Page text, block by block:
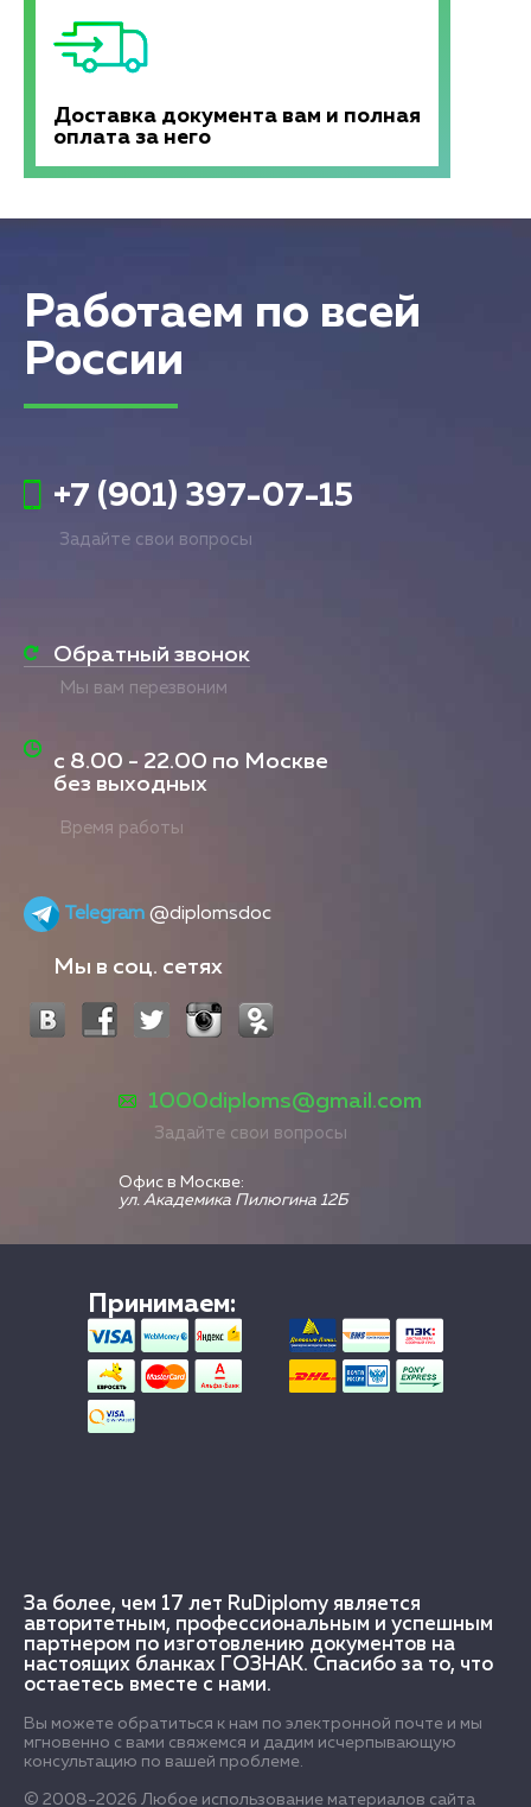
Доставка документа вам и полная
оплата за него
Работаем по всей
России
+7 (901) 397-07-15
Задайте свои вопросы
Обратный звонок
Мы вам перезвоним
с 8.00 - 22.00 по Москве
без выходных
Время работы
Telegram @diplomsdoc
Мы в соц. сетях
1000diploms@gmail.com
Задайте свои вопросы
Офис в Москве:
ул. Академика Пилюгина 12Б
Принимаем:
За более, чем 17 лет RuDiplomy является
авторитетным, профессиональным и успешным
партнером по изготовлению документов на
настоящих бланках ГОЗНАК. Спасибо за то, что
остаетесь вместе с нами.
Вы можете обратиться к нам по электронной почте и мы
мгновенно с вами свяжемся и дадим исчерпывающую
консультацию по вашей проблеме.
© 2008-2026 Любое использование материалов сайта